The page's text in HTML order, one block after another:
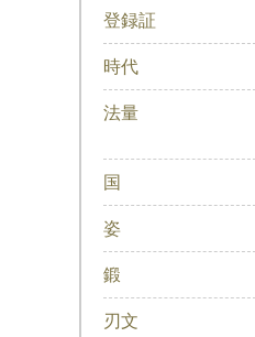
登録証
時代
法量
国
姿
鍛
刃文